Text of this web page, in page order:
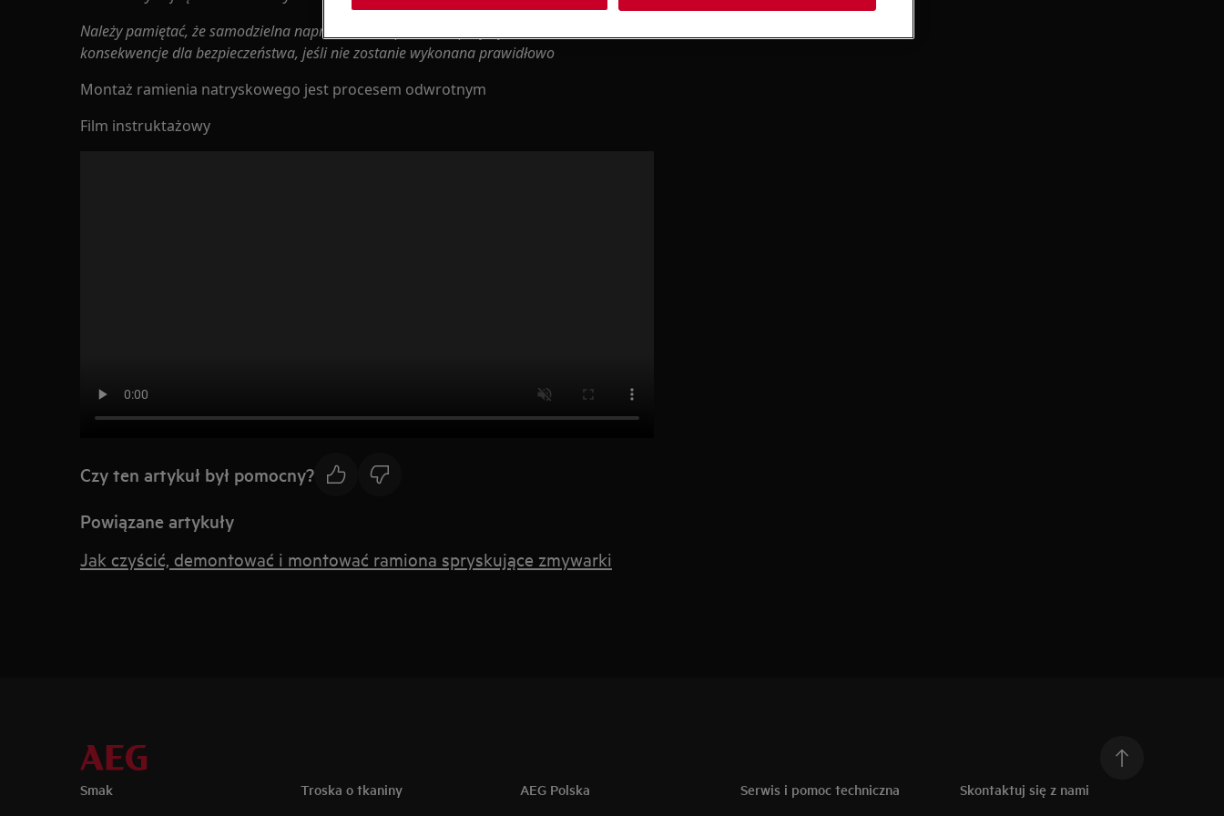
Należy pamiętać, że samodzielna naprawa lub naprawa nieprofesjonalna może mieć
konsekwencje dla bezpieczeństwa, jeśli nie zostanie wykonana prawidłowo
Montaż ramienia natryskowego jest procesem odwrotnym
Film instruktażowy
Czy ten artykuł był pomocny?
Powiązane artykuły
Jak czyścić, demontować i montować ramiona spryskujące zmywarki
Smak Troska o tkaniny AEG Polska Serwis i pomoc techniczna Skontaktuj się z nami